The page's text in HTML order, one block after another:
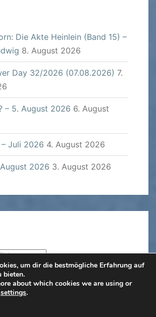
Die Akte Heinlein (Band 15) –
8. August 2026
Day 32/2026 (07.08.2026) 7.
– 5. August 2026 6. August
Juli 2026 4. August 2026
2026 3. August 2026
präsentiert von
um dir die bestmögliche Erfahrung auf
bieten.
about which cookies we are using or
settings.